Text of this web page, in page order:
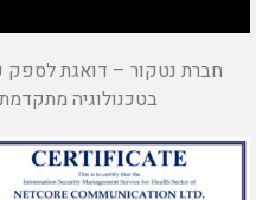
חברת נטקור – דואגת לספק
בטכנולוגיה